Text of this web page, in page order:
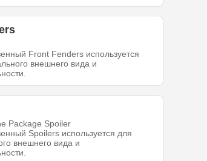
Front Fenders используется
внешнего вида и
Package Spoiler
Spoilers используется для
внешнего вида и